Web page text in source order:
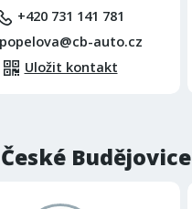
+420 731 141 781
popelova@cb-auto.cz
Uložit kontakt
Budějovice